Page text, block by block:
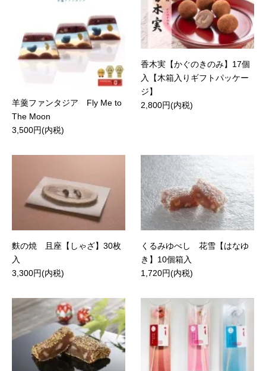
羊羹ファンタジア Fly Me to
The Moon
3,500円(内税)
香木実【かぐのきのみ】17個
入【木箱入りギフトパッケー
ジ】
2,800円(内税)
麩の焼 且座【しゃざ】30枚
入
3,300円(内税)
くるみゆべし 花雪【はなゆ
き】10個箱入
1,720円(内税)